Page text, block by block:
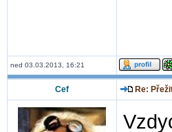
ned 03.03.2013, 16:21
Cef Re: